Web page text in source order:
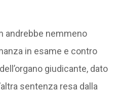
andrebbe nemmeno
in esame e contro
giudicante, dato
sentenza resa dalla